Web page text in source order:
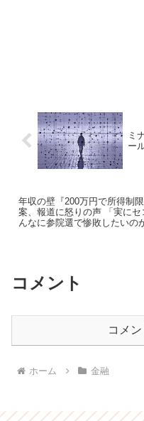
ミ
ー
年収の壁『200万円で所得制
案、報道に怒りの声 「実にセ
んなに参院選で惨敗したいの
コメント
コメ
ホーム 金融